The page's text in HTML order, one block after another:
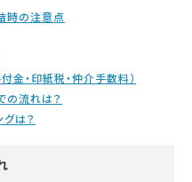
時の注意点
金・印紙税・仲介手数料）
の流れは？
は？